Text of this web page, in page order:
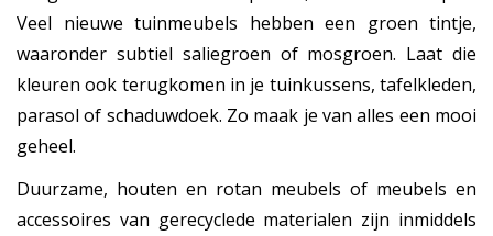
Veel nieuwe tuinmeubels hebben een groen tintje,
waaronder subtiel saliegroen of mosgroen. Laat die
kleuren ook terugkomen in je tuinkussens, tafelkleden,
parasol of schaduwdoek. Zo maak je van alles een mooi
geheel.
Duurzame, houten en rotan meubels of meubels en
accessoires van gerecyclede materialen zijn inmiddels